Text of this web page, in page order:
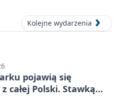
Kolejne wydarzenia
pojawią się
całej Polski. Stawką